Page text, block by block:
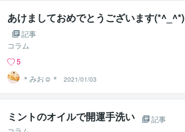
あけましておめでとうございます(*^_^*)
記事
コラム
5
＊みお☺︎＊
2021/01/03
ミントのオイルで開運手洗い
記事